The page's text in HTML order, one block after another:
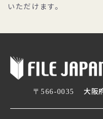
いただけます。
〒566-0035 大阪